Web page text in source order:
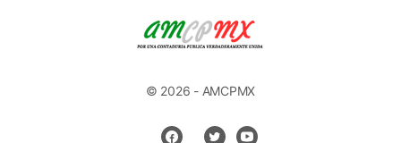
© 2026 - AMCPMX